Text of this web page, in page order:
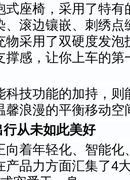
式座椅，采用了特
、滚边镶嵌、刺绣
物采用了双硬度发
撑感，让你上车的
科技功能的加持，
馨浪漫的平衡移动空
从未如此美好
向着年轻化、智能化
产品力方面汇集了4